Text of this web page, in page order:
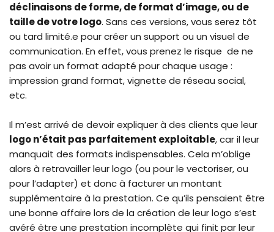
déclinaisons de forme, de format d’image, ou de
taille de votre logo. Sans ces versions, vous serez tôt
ou tard limité.e pour créer un support ou un visuel de
communication. En effet, vous prenez le risque de ne
pas avoir un format adapté pour chaque usage :
impression grand format, vignette de réseau social,
etc.
Il m’est arrivé de devoir expliquer à des clients que leur
logo n’était pas parfaitement exploitable, car il leur
manquait des formats indispensables. Cela m’oblige
alors à retravailler leur logo (ou pour le vectoriser, ou
pour l’adapter) et donc à facturer un montant
supplémentaire à la prestation. Ce qu’ils pensaient être
une bonne affaire lors de la création de leur logo s’est
avéré être une prestation incomplète qui finit par leur